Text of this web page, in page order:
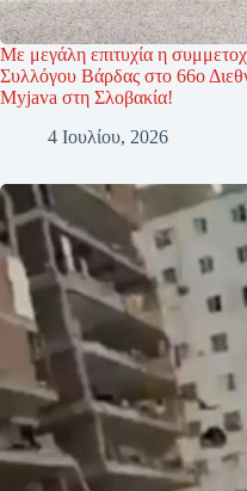
Με μεγάλη επιτυχία η
Συλλόγου Βάρδας στο 66ο
Myjava στη Σλοβακία!
4 Ιουλίου, 2026